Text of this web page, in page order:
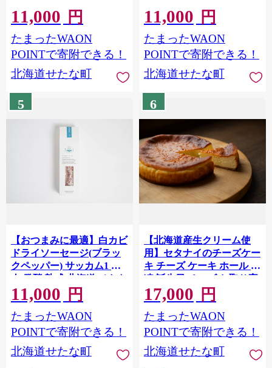
さと納税
11,000 円
たまったWAON
POINTで寄附できる！
北海道せたな町
さと納税
11,000 円
たまったWAON
POINTで寄附できる！
北海道せたな町
5
【おつまみに最適】白カビ
ドライソーセージ(ブラッ
クペッパー) サッカム1 豚
肉 発酵 熟成 北海道 せたな
町 ふるさと納税
11,000 円
たまったWAON
POINTで寄附できる！
北海道せたな町
6
【北海道産生クリーム使
用】セタナイのチーズケー
キ チーズ ケーキ ホール 冷
凍 誕生日 チーズ お取り寄
せ ギフト せたな町 ふるさ
と納税
17,000 円
たまったWAON
POINTで寄附できる！
北海道せたな町